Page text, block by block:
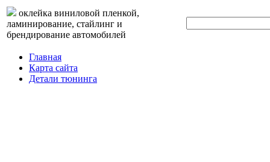
оклейка виниловой пленкой,
ламинирование, стайлинг и
брендирование автомобилей
Главная
Карта сайта
Детали тюнинга